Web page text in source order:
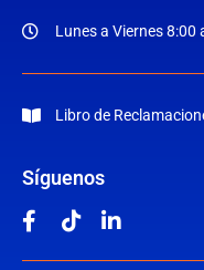
Lunes a Viernes 8:00
Libro de
Síguenos